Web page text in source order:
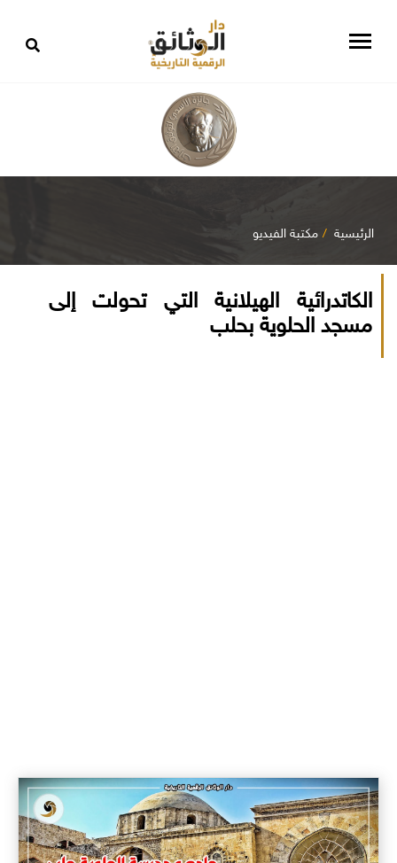
الرئيسية مكتبة الفيديو
الكاتدرائية الهيلانية التي تحولت إلى
مسجد الحلوية بحلب